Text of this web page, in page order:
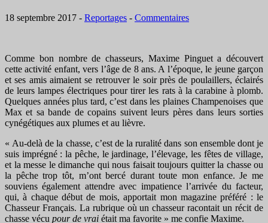
18 septembre 2017 - Reportages - Commentaires
Comme bon nombre de chasseurs, Maxime Pinguet a découvert
cette activité enfant, vers l’âge de 8 ans. A l’époque, le jeune garçon
et ses amis aimaient se retrouver le soir près de poulaillers, éclairés
de leurs lampes électriques pour tirer les rats à la carabine à plomb.
Quelques années plus tard, c’est dans les plaines Champenoises que
Max et sa bande de copains suivent leurs pères dans leurs sorties
cynégétiques aux plumes et au lièvre.
« Au-delà de la chasse, c’est de la ruralité dans son ensemble dont je
suis imprégné : la pêche, le jardinage, l’élevage, les fêtes de village,
et la messe le dimanche qui nous faisait toujours quitter la chasse ou
la pêche trop tôt, m’ont bercé durant toute mon enfance. Je me
souviens également attendre avec impatience l’arrivée du facteur,
qui, à chaque début de mois, apportait mon magazine préféré : le
Chasseur Français. La rubrique où un chasseur racontait un récit de
chasse vécu pour de vrai était ma favorite » me confie Maxime.